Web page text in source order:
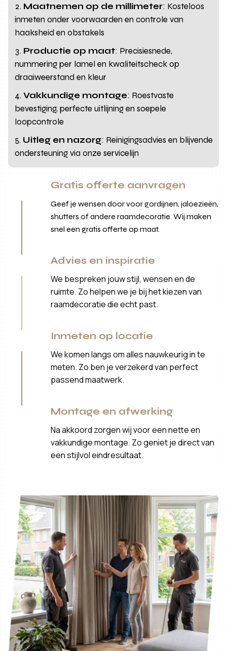
Maatnemen op de millimeter: Kosteloos
inmeten onder voorwaarden en controle van
haaksheid en obstakels
Productie op maat: Precisiesnede,
nummering per lamel en kwaliteitscheck op
draaiweerstand en kleur
Vakkundige montage: Roestvaste
bevestiging, perfecte uitlijning en soepele
loopcontrole
Uitleg en nazorg: Reinigingsadvies en blijvende
ondersteuning via onze servicelijn
Gratis offerte aanvragen
Geef je wensen door voor gordijnen, jaloezieën,
shutters of andere raamdecoratie. Wij maken
snel een gratis offerte op maat.
Advies en inspiratie
We bespreken jouw stijl, wensen en de
ruimte. Zo helpen we je bij het kiezen van
raamdecoratie die echt past.
Inmeten op locatie
We komen langs om alles nauwkeurig in te
meten. Zo ben je verzekerd van perfect
passend maatwerk.
Montage en afwerking
Na akkoord zorgen wij voor een nette en
vakkundige montage. Zo geniet je direct van
een stijlvol eindresultaat.